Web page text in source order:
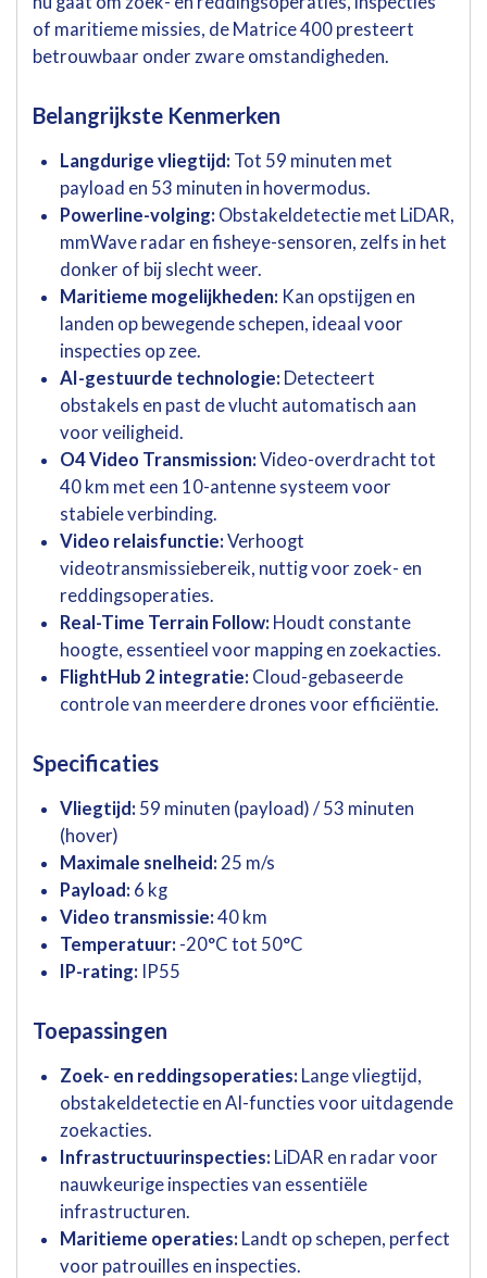
of maritieme missies, de Matrice 400 presteert
betrouwbaar onder zware omstandigheden.
Belangrijkste Kenmerken
Langdurige vliegtijd: Tot 59 minuten met
payload en 53 minuten in hovermodus.
Powerline-volging: Obstakeldetectie met LiDAR,
mmWave radar en fisheye-sensoren, zelfs in het
donker of bij slecht weer.
Maritieme mogelijkheden: Kan opstijgen en
landen op bewegende schepen, ideaal voor
inspecties op zee.
AI-gestuurde technologie: Detecteert
obstakels en past de vlucht automatisch aan
voor veiligheid.
O4 Video Transmission: Video-overdracht tot
40 km met een 10-antenne systeem voor
stabiele verbinding.
Video relaisfunctie: Verhoogt
videotransmissiebereik, nuttig voor zoek- en
reddingsoperaties.
Real-Time Terrain Follow: Houdt constante
hoogte, essentieel voor mapping en zoekacties.
FlightHub 2 integratie: Cloud-gebaseerde
controle van meerdere drones voor efficiëntie.
Specificaties
Vliegtijd: 59 minuten (payload) / 53 minuten
(hover)
Maximale snelheid: 25 m/s
Payload: 6 kg
Video transmissie: 40 km
Temperatuur: -20°C tot 50°C
IP-rating: IP55
Toepassingen
Zoek- en reddingsoperaties: Lange vliegtijd,
obstakeldetectie en AI-functies voor uitdagende
zoekacties.
Infrastructuurinspecties: LiDAR en radar voor
nauwkeurige inspecties van essentiële
infrastructuren.
Maritieme operaties: Landt op schepen, perfect
voor patrouilles en inspecties.